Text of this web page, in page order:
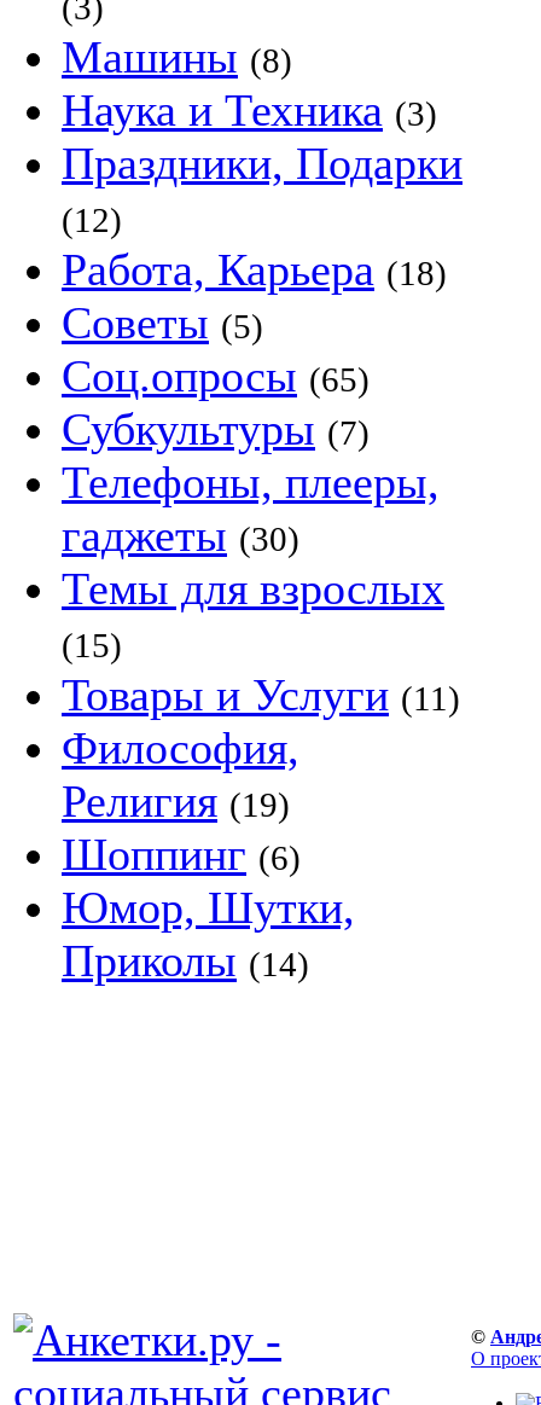
Машины (8)
Наука и Техника (3)
Праздники, Подарки
(12)
Работа, Карьера (18)
Советы (5)
Соц.опросы (65)
Субкультуры (7)
Телефоны, плееры,
гаджеты (30)
Темы для взрослых
(15)
Товары и Услуги (11)
Философия,
Религия (19)
Шоппинг (6)
Юмор, Шутки,
Приколы (14)
©
О